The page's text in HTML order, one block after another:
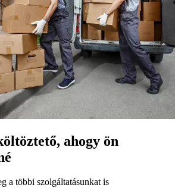
ahogy ön
a többi szolgáltatásunkat is